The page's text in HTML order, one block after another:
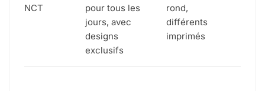
NCT
pour tous les
jours, avec
designs
exclusifs
rond,
différents
imprimés